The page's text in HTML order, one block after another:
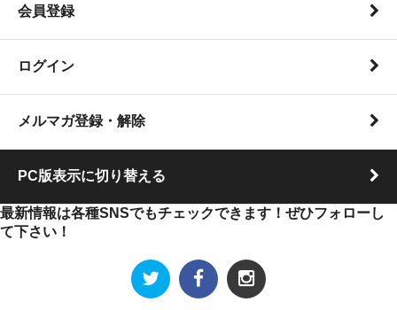
会員登録
ログイン
メルマガ登録・解除
PC版表示に切り替える
最新情報は各種SNSでもチェックできます！ぜひフォローし
て下さい！